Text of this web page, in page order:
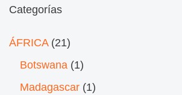
Categorías
ÁFRICA(21)
Botswana (1)
Madagascar (1)